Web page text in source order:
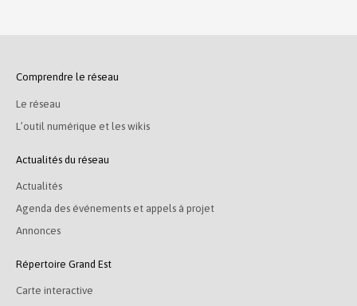
Comprendre le réseau
Le réseau
L’outil numérique et les wikis
Actualités du réseau
Actualités
Agenda des événements et appels à projet
Annonces
Répertoire Grand Est
Carte interactive